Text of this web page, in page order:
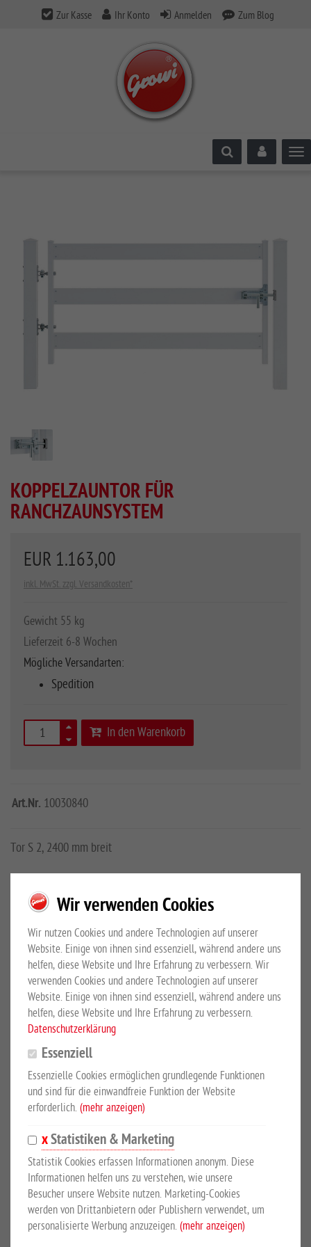
Zur Kasse Ihr Konto Anmelden Zum Blog
KOPPELZAUNTOR FÜR
RANCHZAUNSYSTEM
EUR 1.163,00
inkl. MwSt. zzgl. Versandkosten*
Gewicht 55 kg
Lieferzeit 6-8 Wochen
Mögliche Versandarten:
Spedition
In den Warenkorb
Art.Nr. 10030840
Tor S 2, 2400 mm breit
Mehr Details
Sicherheitshinweise
PRODUKTBESCHREIBUNG
Tor S 2, 2400 mm breit
Stabiles Koppelzauntor mit zwei waagerechten Stahlprofilen und
senkrechten, feuerverzinkten Stahlrohren. Nachträglich
Augenschrauben und stabilem Torriegel. Tor kann nach innen und
aussen geöffnet werden. Pfosten feuerverzinkt und
pulverbeschichtet.
Die Abbildung zeigt ein Tor S 3 mit drei waagerechten Profilen.
SICHERHEITSHINWEISE
Wir verwenden Cookies
Wir nutzen Cookies und andere Technologien auf unserer
Website. Einige von ihnen sind essenziell, während andere uns
helfen, diese Website und Ihre Erfahrung zu verbessern. Wir
verwenden Cookies und andere Technologien auf unserer
Website. Einige von ihnen sind essenziell, während andere uns
helfen, diese Website und Ihre Erfahrung zu verbessern.
Datenschutzerklärung
Essenziell
Essenzielle Cookies ermöglichen grundlegende Funktionen
und sind für die einwandfreie Funktion der Website
erforderlich. (mehr anzeigen)
Statistiken & Marketing
Statistik Cookies erfassen Informationen anonym. Diese
Informationen helfen uns zu verstehen, wie unsere
Besucher unsere Website nutzen. Marketing-Cookies
werden von Drittanbietern oder Publishern verwendet, um
personalisierte Werbung anzuzeigen. (mehr anzeigen)